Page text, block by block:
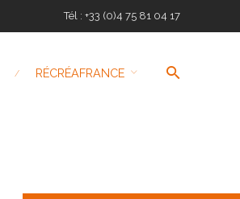
Tél : +33 (0)4 75 81 04 17
RÉCRÉAFRANCE